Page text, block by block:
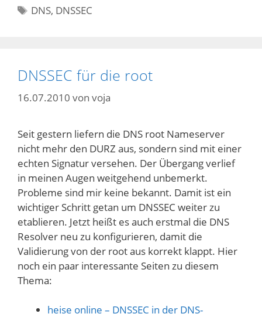
Schlagwörter
DNS, DNSSEC
DNSSEC für die root
16.07.2010 von voja
Seit gestern liefern die DNS root Nameserver
nicht mehr den DURZ aus, sondern sind mit einer
echten Signatur versehen. Der Übergang verlief
in meinen Augen weitgehend unbemerkt.
Probleme sind mir keine bekannt. Damit ist ein
wichtiger Schritt getan um DNSSEC weiter zu
etablieren. Jetzt heißt es auch erstmal die DNS
Resolver neu zu konfigurieren, damit die
Validierung von der root aus korrekt klappt. Hier
noch ein paar interessante Seiten zu diesem
Thema:
heise online – DNSSEC in der DNS-